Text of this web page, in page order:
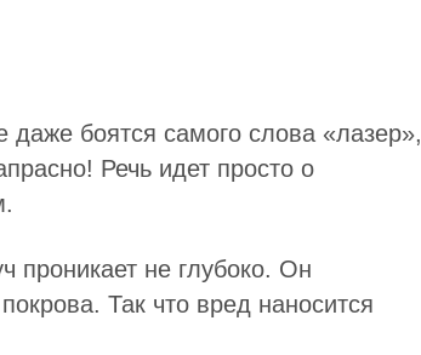
даже боятся самого слова «лазер»,
Речь идет просто о
проникает не глубоко. Он
Так что вред наносится